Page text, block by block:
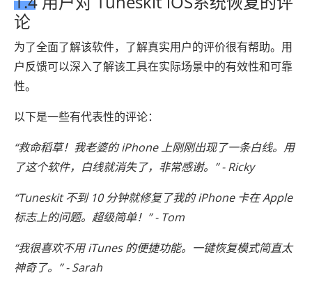
论
为了全面了解该软件，了解真实用户的评价很有帮助。用
户反馈可以深入了解该工具在实际场景中的有效性和可靠
性。
以下是一些有代表性的评论：
“救命稻草！我老婆的 iPhone 上刚刚出现了一条白线。用
了这个软件，白线就消失了，非常感谢。” - Ricky
“Tuneskit 不到 10 分钟就修复了我的 iPhone 卡在 Apple
标志上的问题。超级简单！” - Tom
“我很喜欢不用 iTunes 的便捷功能。一键恢复模式简直太
神奇了。” - Sarah